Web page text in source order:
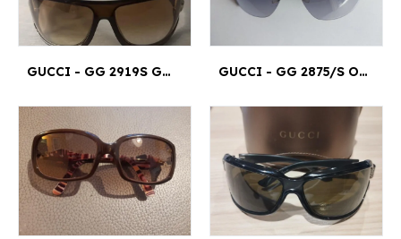
GUCCI - GG 2919S GTH GUCCI - GG 2875/S OSRJJ 125